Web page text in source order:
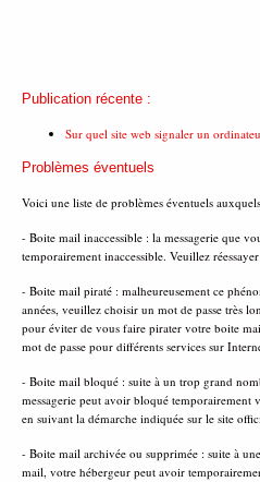
Publication récente :
Sur quel site web signaler un
Problèmes éventuels
Voici une liste de problèmes éventuels
- Boite mail inaccessible : la messagerie que
temporairement inaccessible. Veuillez
- Boite mail piraté : malheureusement ce
années, veuillez choisir un mot de passe très
pour éviter de vous faire pirater votre boite
mot de passe pour différents services sur
- Boite mail bloqué : suite à un trop grand
messagerie peut avoir bloqué temporairement
en suivant la démarche indiquée sur le site
- Boite mail archivée ou supprimée : suite à
mail, votre hébergeur peut avoir